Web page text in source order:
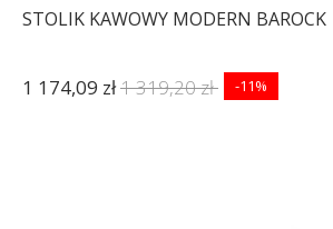
STOLIK KAWOWY MODERN BAROCK
1 174,09 zł1 319,20 zł -11%